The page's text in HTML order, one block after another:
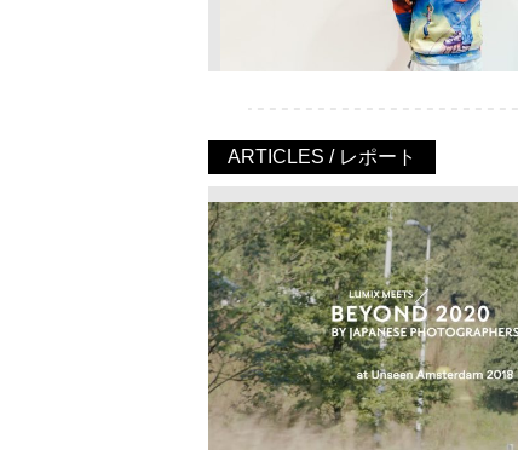
ARTICLES / レポート